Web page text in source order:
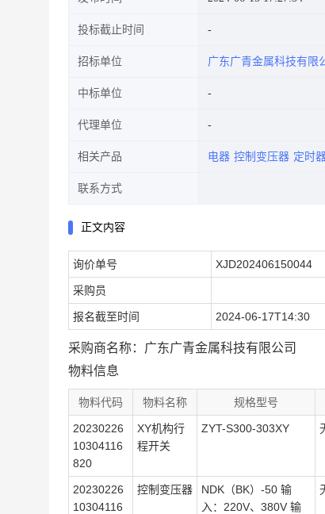
投标截止时间
招标单位 广东广青金属科技有限
中标单位
代理单位
相关产品 电器 控制变压器 定时
联系方式
正文内容
询价单号 XJD202406150044
采购员
报名截至时间 2024-06-17T14:30
采购商名称：广东广青金属科技有限公司
物料信息
物料代码 物料名称 规格型号
20230226
10304116
820
XY机构行
程开关
ZYT-S300-303XY
20230226
10304116
控制变压器
NDK（BK）-50 输
入：220V、380V 输